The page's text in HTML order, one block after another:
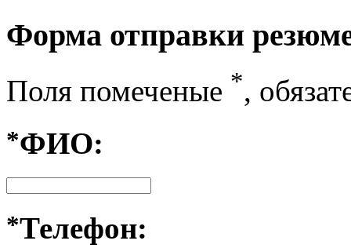
Форма отправки
Поля помеченые *,
*ФИО:
*Телефон: